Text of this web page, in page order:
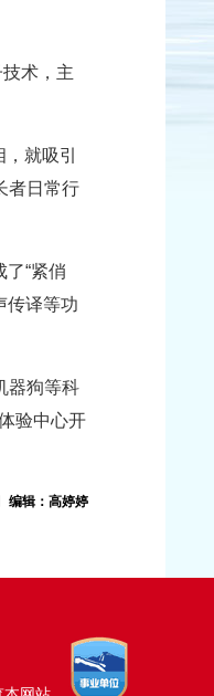
术，主
就吸引
者日常行
“紧俏
传译等功
器狗等科
验中心开
编辑：高婷婷